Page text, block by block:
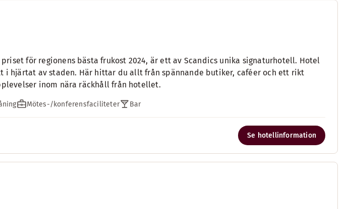
för regionens bästa frukost 2024, är ett av Scandics unika signaturhotell. Hotel
i hjärtat av staden. Här hittar du allt från spännande butiker, caféer och ett rikt
inom nära räckhåll från hotellet.
Mötes-/konferensfaciliteter Bar
Se hotellinformation